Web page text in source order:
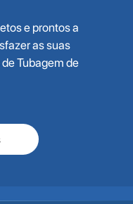
e prontos a
as suas
Tubagem de